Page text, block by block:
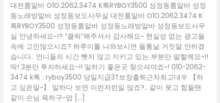
대전룸알바 O1O.2062.3474 K톡RYBOY3500 성정동룸알바 성정
동노래방알바 성정동보도사무실 대전룸알바 O1O.2062.3474 K
톡RYBOY3500 성정동룸알바 성정동노래방알바 성정동보도사무
실 안녕하세요~!? “클릭”해주셔서 감사해요~ 현실성 없는 광고들
속에 고민많으시죠? 하루이틀 나와보시면 들통날 거짓말 안하겠
습니다.. 언니들의 시간 뺏지 않고 지키고 있는 부분만 말할께요~!!
딱! 3분만 투자하세요~!! 일하기 좋은곳 찾으셔야죠~! 010-2062-
3474 k톡 : ryboy3500 당일지급3T보장출퇴근차최고대우 【하
고 싶은말~】 일하다 보면 이런저런일 많죠?.. 같이 웃고 힘들땐
같이 손님 욕하구~맘 […]